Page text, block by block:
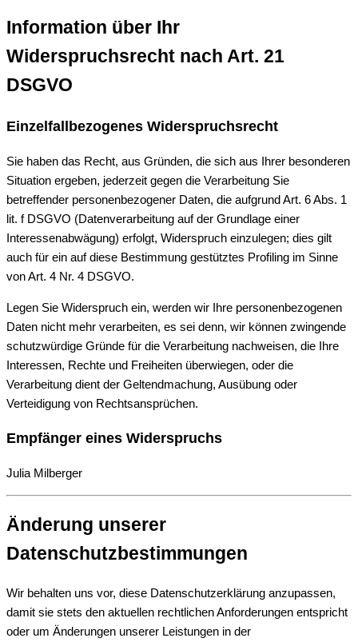
Information über Ihr
Widerspruchsrecht nach Art. 21
DSGVO
Einzelfallbezogenes Widerspruchsrecht
Sie haben das Recht, aus Gründen, die sich aus Ihrer besonderen
Situation ergeben, jederzeit gegen die Verarbeitung Sie
betreffender personenbezogener Daten, die aufgrund Art. 6 Abs. 1
lit. f DSGVO (Datenverarbeitung auf der Grundlage einer
Interessenabwägung) erfolgt, Widerspruch einzulegen; dies gilt
auch für ein auf diese Bestimmung gestütztes Profiling im Sinne
von Art. 4 Nr. 4 DSGVO.
Legen Sie Widerspruch ein, werden wir Ihre personenbezogenen
Daten nicht mehr verarbeiten, es sei denn, wir können zwingende
schutzwürdige Gründe für die Verarbeitung nachweisen, die Ihre
Interessen, Rechte und Freiheiten überwiegen, oder die
Verarbeitung dient der Geltendmachung, Ausübung oder
Verteidigung von Rechtsansprüchen.
Empfänger eines Widerspruchs
Julia Milberger
Änderung unserer
Datenschutzbestimmungen
Wir behalten uns vor, diese Datenschutzerklärung anzupassen,
damit sie stets den aktuellen rechtlichen Anforderungen entspricht
oder um Änderungen unserer Leistungen in der